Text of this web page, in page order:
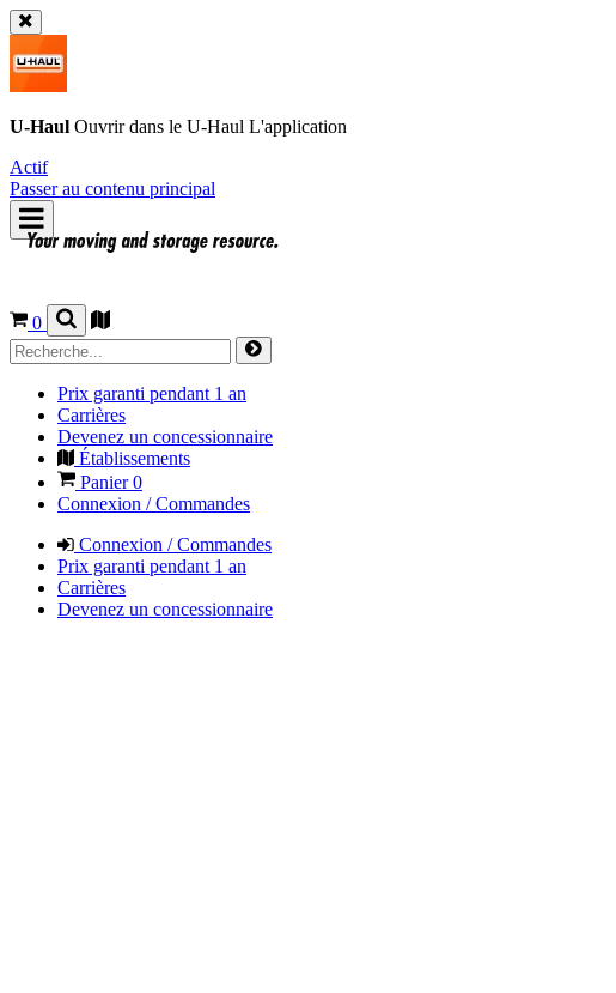
U-Haul Ouvrir dans le U-Haul L'application
Actif
Passer au contenu principal
0
Prix garanti pendant 1 an
Carrières
Devenez un concessionnaire
Établissements
Panier0
Connexion / Commandes
Connexion / Commandes
Prix garanti pendant 1 an
Carrières
Devenez un concessionnaire